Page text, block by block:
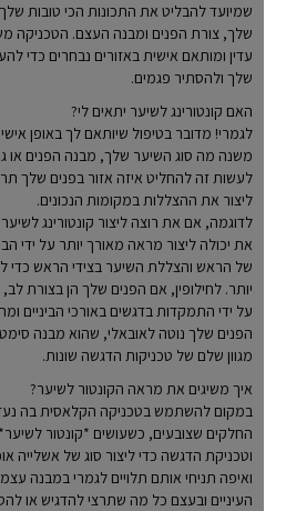
שמיועד להבליט את התכונות הכי טובות שלך
שלך, צורת הפנים ומבנה העצם. הטכניקה
עדין ומותאם אישית באזורים נבחרים כדי
שלך ולהסתיר פגמים.
האם קונטורינג לשיער יתאים לי?
לגמרי! מדובר בטיפול שיותאם לך באופן אישי,
משנה מה סוג השיער שלך, מבנה הפנים או
לעשות זה להחליט איזה אזור בפנים שלך תרצי
ליצור את ההצללות במקומות הנכונים.
לדוגמה, אם את רוצה ליצור קונטורינג לשיער
את יכולה ליצור מראה מאורך יותר על ידי
של הראש והצללת השיער בצידי הראש כדי
יותר. לחילופין, אם הפנים שלך הן בצורת לב,
על ידי התמקדות בדגשים באורכי הביניים
הפנים שלך נוטה לאובאלי, שהוא מבנה
מגוון שלם של טכניקות הדגשה שונות.
איך משיגים את מראה הקונטור לשיער?
במקום להשתמש בטכניקה הקלאסית בה
החלקים שצובעים, כשעושים *קונטור לשיער*
וטכניקת הדגשה כדי ליצור סוג של אשלייה
ואיפה תניחי אותם תלויים לגמרי במבנה
העיניים ובעצם כל מה שתרצי להדגיש או